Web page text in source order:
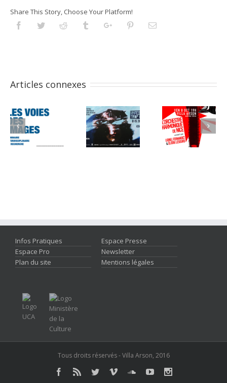
Share This Story, Choose Your Platform!
FacebookTwitterReddit TumblrGoogleplusPinterestEmail
Articles connexes
Infos Pratiques
Espace Presse
Espace Pro
Newsletter
Plan du site
Mentions légales
Tous droits réservés - Villa Arson, 2016
Facebook
Rss TwitterVimeoSoundcloud
Youtube